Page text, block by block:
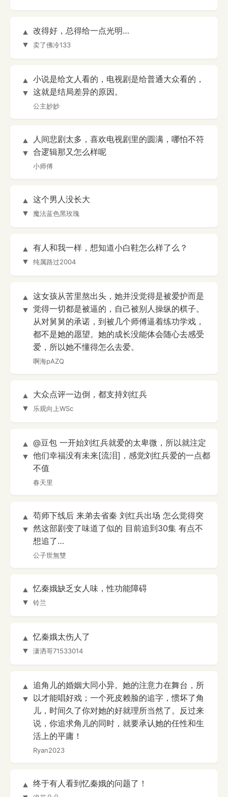
▲
▼
改得好，总得给一点光明…
卖了佛冷133
▲
▼
小说是给文人看的，电视剧是给普通大众看的，
这就是结局差异的原因。
公主妙妙
▲
▼
人间悲剧太多，喜欢电视剧里的圆满，哪怕不符
合逻辑那又怎么样呢
小师傅
▲
▼
这个男人没长大
魔法蓝色黑玫瑰
▲
▼
有人和我一样，想知道小白鞋怎么样了么？
纯属路过2004
▲
▼
这女孩从苦里熬出头，她并没觉得是被爱护而是
觉得一切都是被逼的，自己被别人操纵的棋子。
从对舅舅的承诺，到被几个师傅逼着练功学戏，
都不是她的愿望。她的成长没能体会随心去感受
爱，所以她不懂得怎么去爱。
啊海pAZQ
▲
▼
大众点评一边倒，都支持刘红兵
乐观向上WSc
▲
▼
@豆包 一开始刘红兵就爱的太卑微，所以就注定
他们幸福没有未来[流泪]，感觉刘红兵爱的一点都
不值
春天里
▲
▼
苟师下线后 来弟去省秦 刘红兵出场 怎么觉得突
然这部剧变了味道了似的 目前追到30集 有点不
想追了…
公子世無雙
▲
▼
忆秦娥缺乏女人味，性功能障碍
铃兰
▲
▼
忆秦娥太伤人了
潇洒哥71533014
▲
▼
追角儿的婚姻大同小异。她的注意力在舞台，所
以才能唱好戏；一个死皮赖脸的追字，惯坏了角
儿，时间久了你对她的好就理所当然了。反过来
说，你追求角儿的同时，就要承认她的任性和生
活上的平庸！
Ryan2023
▲
终于有人看到忆秦娥的问题了！